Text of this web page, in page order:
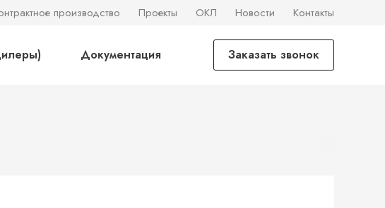
производство Проекты ОКЛ Новости Контакты
Документация Заказать звонок